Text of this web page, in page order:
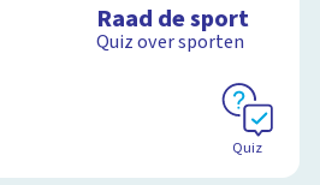
Raad de sport
Quiz over sporten
Quiz